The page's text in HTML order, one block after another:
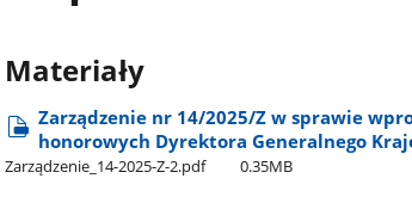
Materiały
Zarządzenie nr 14/2025/Z w sprawie
honorowych Dyrektora Generalnego
Zarządzenie​_14-2025-Z-2.pdf 0.35MB